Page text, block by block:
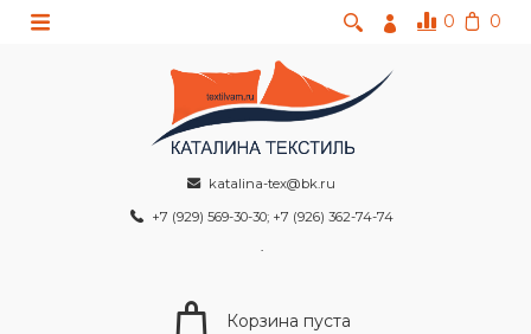
0 0
katalina-tex@bk.ru
+7 (929) 569-30-30; +7 (926) 362-74-74
Корзина пуста